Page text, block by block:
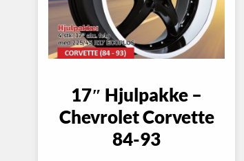
17″ Hjulpakke –
Chevrolet Corvette
84-93